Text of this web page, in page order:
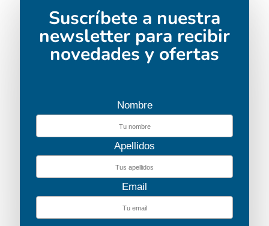
Suscríbete a nuestra
newsletter para recibir
novedades y ofertas
Nombre
Apellidos
Email